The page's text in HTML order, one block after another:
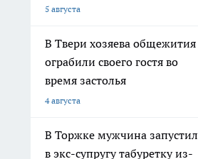
5 августа
В Твери хозяева общежития
ограбили своего гостя во
время застолья
4 августа
В Торжке мужчина запустил
в экс-супругу табуретку из-